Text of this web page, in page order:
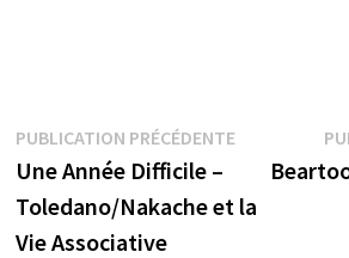
Navigation
de
l’article
PUBLICATION PRÉCÉDENTEPublication
précédente :
Une Année Difficile –
Toledano/Nakache et la
Vie Associative